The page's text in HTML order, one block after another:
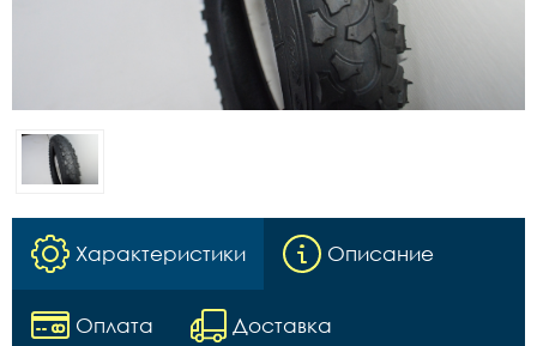
Характеристики Описание
Оплата Доставка